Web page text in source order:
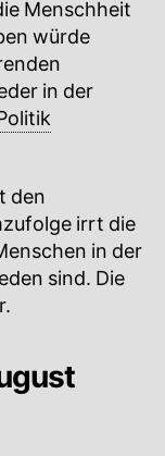
Menschheit
würde
in der
den
irrt die
in der
sind. Die